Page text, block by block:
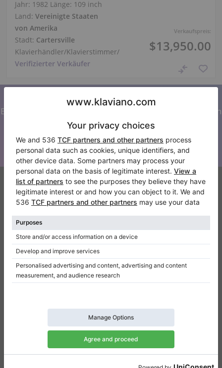
Verkaufspreis:
$13,950.00
Jahr: 1982 Länge: 109 inch
Land: Vereinigte Staaten
von Amerika
Stadt: Cartersville
Klavierhändler/Klavierstimmer/
Verifizierter Verkäufer
Abonnieren Sie unseren Newsletter
Bleiben Sie auf dem Laufenden mit allen Neuigkeiten von
Klaviano
Klaviano
Kontakt
Über Uns
Referenz hinterlassen
Nutzungsbedingungen
Einwilligungseinstellungen
Resümee